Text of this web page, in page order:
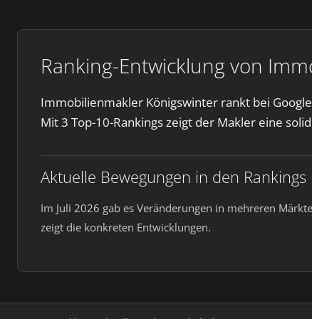
Ranking-Entwicklung von
Immobilienmakler Königswinter rankt bei
Mit 3 Top-10-Rankings zeigt der Makler eine
Aktuelle Bewegungen in den Rankings
Im Juli 2026 gab es Veränderungen in mehreren
zeigt die konkreten Entwicklungen.